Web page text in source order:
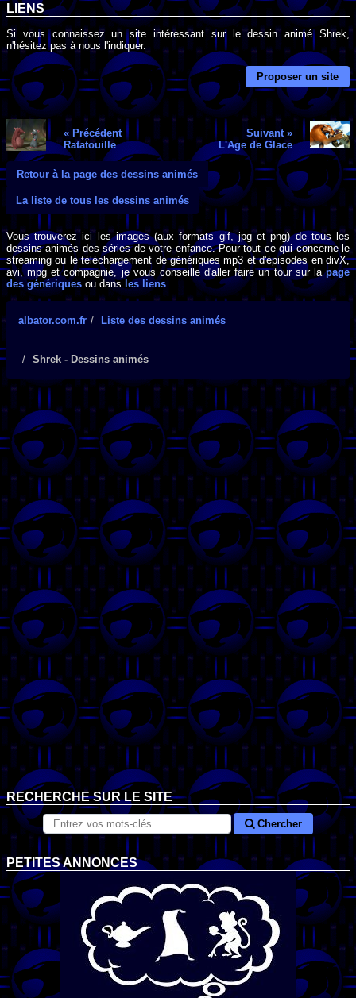
LIENS
Si vous connaissez un site intéressant sur le dessin animé Shrek,
n'hésitez pas à nous l'indiquer.
Proposer un site
« Précédent
Ratatouille
Suivant »
L'Age de Glace
Retour à la page des dessins animés
La liste de tous les dessins animés
Vous trouverez ici les images (aux formats gif, jpg et png) de tous les
dessins animés des séries de votre enfance. Pour tout ce qui concerne le
streaming ou le téléchargement de génériques mp3 et d'épisodes en divX,
avi, mpg et compagnie, je vous conseille d'aller faire un tour sur lapage
des génériques ou dans les liens.
albator.com.fr Liste des dessins animés
Shrek - Dessins animés
RECHERCHE SUR LE SITE
Chercher
PETITES ANNONCES